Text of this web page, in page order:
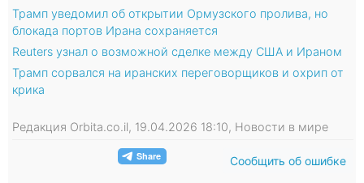
Трамп уведомил об открытии Ормузского пролива, но
блокада портов Ирана сохраняется
Reuters узнал о возможной сделке между США и Ираном
Трамп сорвался на иранских переговорщиков и охрип от
крика
Редакция Orbita.co.il, 19.04.2026 18:10, Новости в мире
Сообщить об ошибке